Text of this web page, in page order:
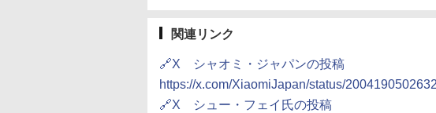
関連リンク
🔗X シャオミ・ジャパンの投稿
https://x.com/XiaomiJapan/status/
🔗X シュー・フェイ氏の投稿